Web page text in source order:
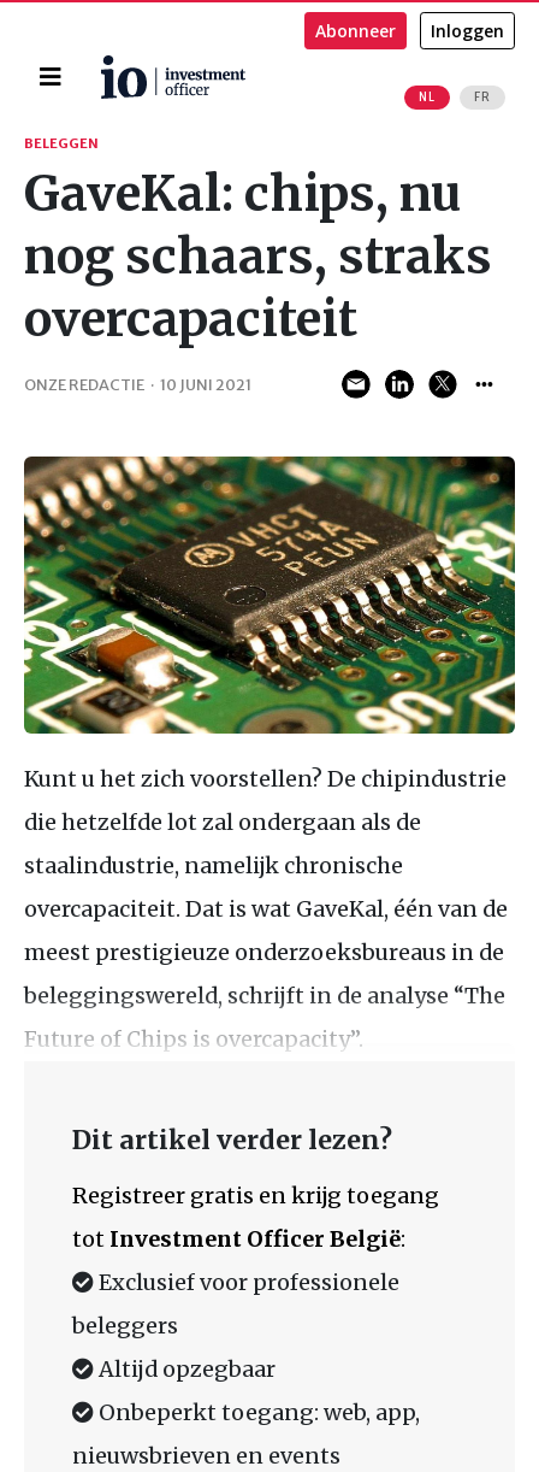
Home
NL FR
Abonneer Inloggen
Zoeken
BELEGGEN
GaveKal: chips, nu
nog schaars, straks
overcapaciteit
ONZE REDACTIE · 10 JUNI 2021
Kunt u het zich voorstellen? De chipindustrie
die hetzelfde lot zal ondergaan als de
staalindustrie, namelijk chronische
overcapaciteit. Dat is wat GaveKal, één van de
meest prestigieuze onderzoeksbureaus in de
beleggingswereld, schrijft in de analyse “The
Future of Chips is overcapacity”.
Dit artikel verder lezen?
Registreer gratis en krijg toegang
tot Investment Officer België:
Exclusief voor professionele
beleggers
Altijd opzegbaar
Onbeperkt toegang: web, app,
nieuwsbrieven en events